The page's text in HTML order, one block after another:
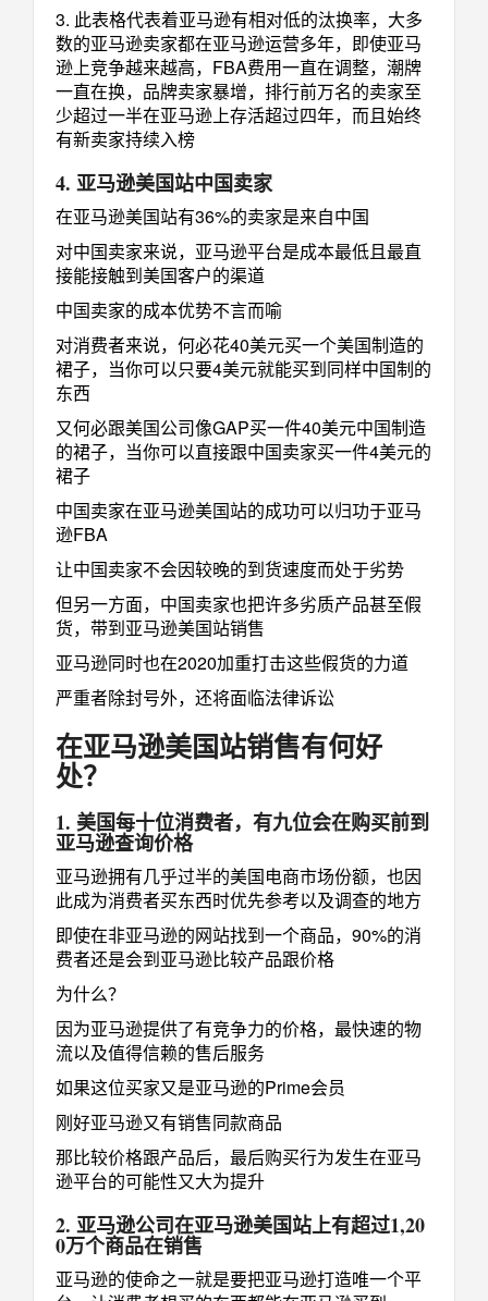
3. 此表格代表着亚马逊有相对低的汰换率，大多
数的亚马逊卖家都在亚马逊运营多年，即使亚马
逊上竞争越来越高，FBA费用一直在调整，潮牌
一直在换，品牌卖家暴增，排行前万名的卖家至
少超过一半在亚马逊上存活超过四年，而且始终
有新卖家持续入榜
4. 亚马逊美国站中国卖家
在亚马逊美国站有36%的卖家是来自中国
对中国卖家来说，亚马逊平台是成本最低且最直
接能接触到美国客户的渠道
中国卖家的成本优势不言而喻
对消费者来说，何必花40美元买一个美国制造的
裙子，当你可以只要4美元就能买到同样中国制的
东西
又何必跟美国公司像GAP买一件40美元中国制造
的裙子，当你可以直接跟中国卖家买一件4美元的
裙子
中国卖家在亚马逊美国站的成功可以归功于亚马
逊FBA
让中国卖家不会因较晚的到货速度而处于劣势
但另一方面，中国卖家也把许多劣质产品甚至假
货，带到亚马逊美国站销售
亚马逊同时也在2020加重打击这些假货的力道
严重者除封号外，还将面临法律诉讼
在亚马逊美国站销售有何好
处？
1. 美国每十位消费者，有九位会在购买前到
亚马逊查询价格
亚马逊拥有几乎过半的美国电商市场份额，也因
此成为消费者买东西时优先参考以及调查的地方
即使在非亚马逊的网站找到一个商品，90%的消
费者还是会到亚马逊比较产品跟价格
为什么？
因为亚马逊提供了有竞争力的价格，最快速的物
流以及值得信赖的售后服务
如果这位买家又是亚马逊的Prime会员
刚好亚马逊又有销售同款商品
那比较价格跟产品后，最后购买行为发生在亚马
逊平台的可能性又大为提升
2. 亚马逊公司在亚马逊美国站上有超过1,20
0万个商品在销售
亚马逊的使命之一就是要把亚马逊打造唯一个平